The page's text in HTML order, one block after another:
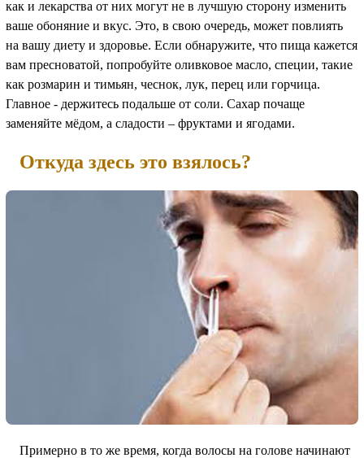
как и лекарства от них могут не в лучшую сторону изменить
ваше обоняние и вкус. Это, в свою очередь, может повлиять
на вашу диету и здоровье. Если обнаружите, что пища кажется
вам пресноватой, попробуйте оливковое масло, специи, такие
как розмарин и тимьян, чеснок, лук, перец или горчица.
Главное - держитесь подальше от соли. Сахар почаще
заменяйте мёдом, а сладости – фруктами и ягодами.
Откуда здесь это взялось?
Примерно в то же время, когда волосы на голове начинают